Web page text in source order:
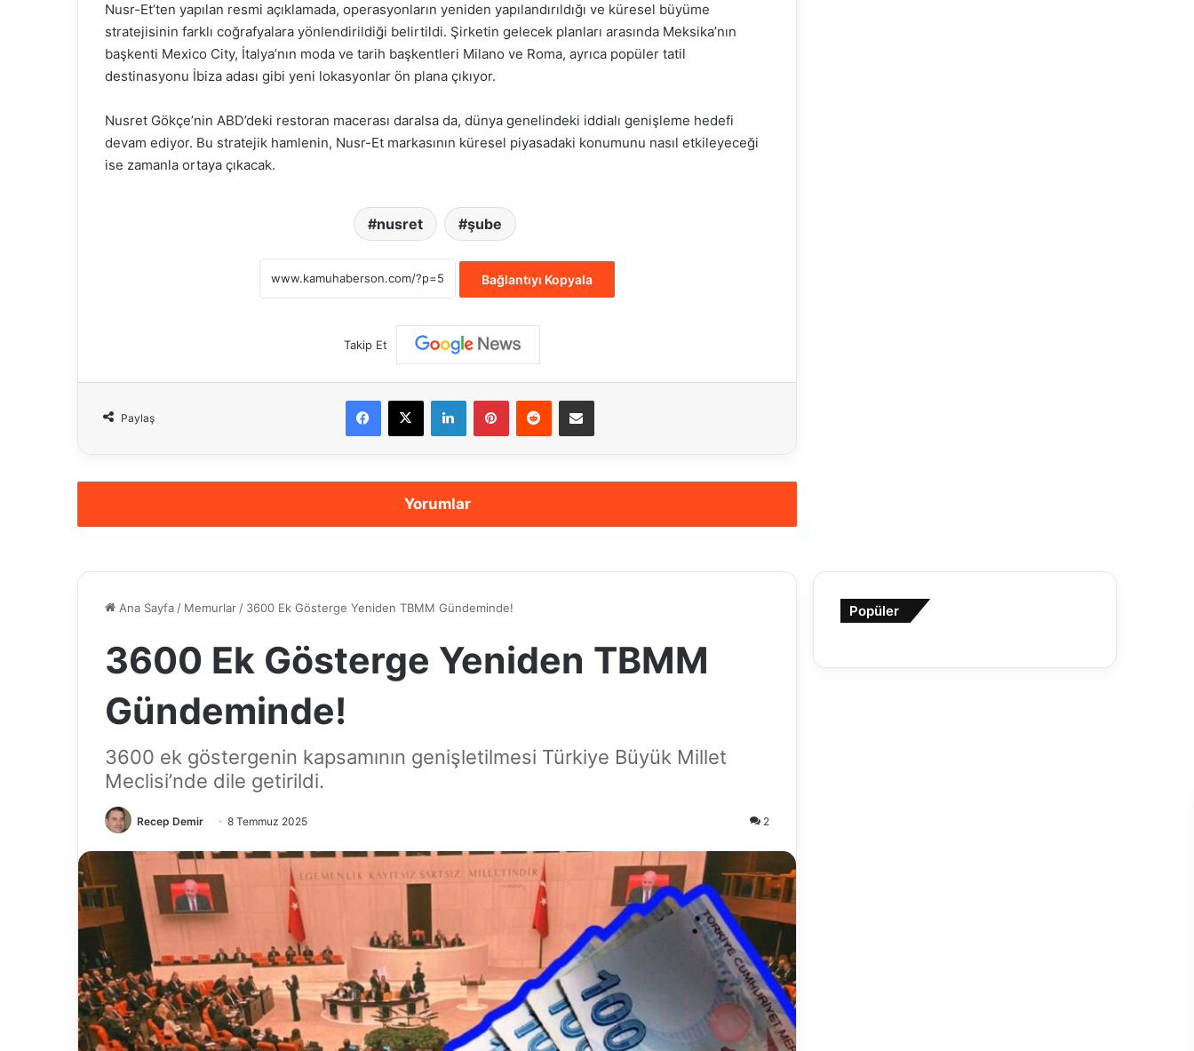
Nusr-Et’ten yapılan resmi açıklamada, operasyonların yeniden yapılandırıldığı ve küresel büyüme
stratejisinin farklı coğrafyalara yönlendirildiği belirtildi. Şirketin gelecek planları arasında Meksika’nın
başkenti Mexico City, İtalya’nın moda ve tarih başkentleri Milano ve Roma, ayrıca popüler tatil
destinasyonu İbiza adası gibi yeni lokasyonlar ön plana çıkıyor.
Nusret Gökçe’nin ABD’deki restoran macerası daralsa da, dünya genelindeki iddialı genişleme hedefi
devam ediyor. Bu stratejik hamlenin, Nusr-Et markasının küresel piyasadaki konumunu nasıl etkileyeceği
ise zamanla ortaya çıkacak.
nusret şube
Bağlantıyı Kopyala
Takip Et
Paylaş
Facebook
X LinkedInPinterestReddit E-Posta ile paylaş
Yorumlar